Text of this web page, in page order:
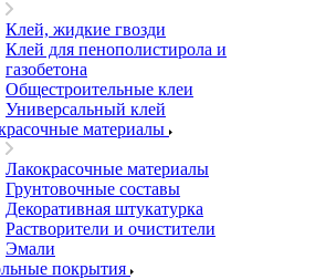
Клей, жидкие гвозди
Клей для пенополистирола и
газобетона
Общестроительные клеи
Универсальный клей
материалы
Лакокрасочные материалы
Грунтовочные составы
Декоративная штукатурка
Растворители и очистители
Эмали
покрытия